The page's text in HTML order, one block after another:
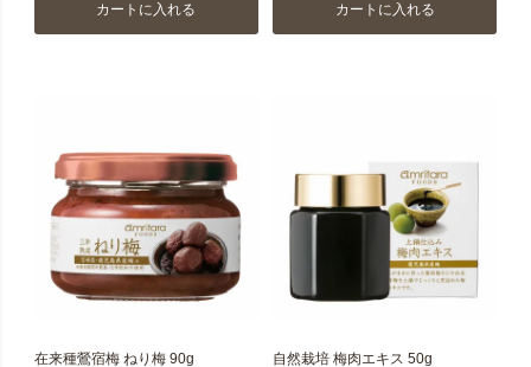
カートに入れる カートに入れる
在来種鶯宿梅 ねり梅 90g 自然栽培 梅肉エキス 50g